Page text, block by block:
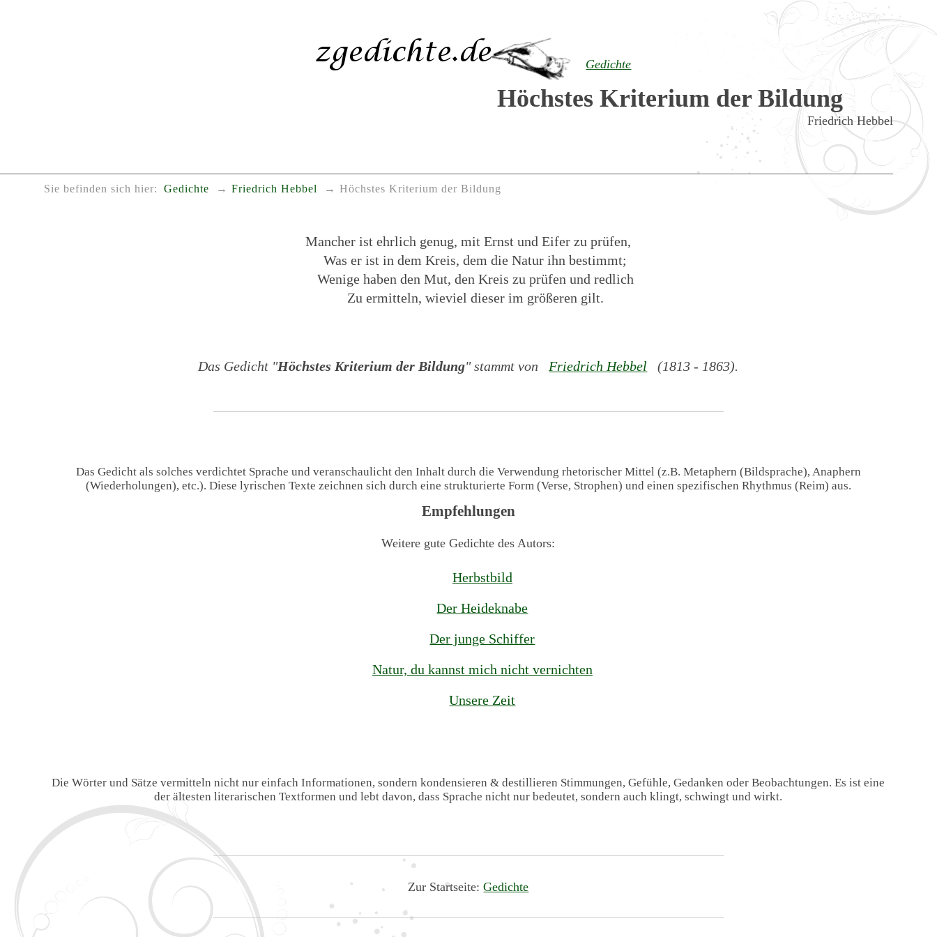
Gedichte
Höchstes Kriterium der Bildung
Friedrich Hebbel
Sie befinden sich hier: Gedichte Friedrich Hebbel Höchstes Kriterium der Bildung
Mancher ist ehrlich genug, mit Ernst und Eifer zu prüfen,
Was er ist in dem Kreis, dem die Natur ihn bestimmt;
Wenige haben den Mut, den Kreis zu prüfen und redlich
Zu ermitteln, wieviel dieser im größeren gilt.
Das Gedicht "Höchstes Kriterium der Bildung" stammt von Friedrich Hebbel (1813 - 1863).
Das Gedicht als solches verdichtet Sprache und veranschaulicht den Inhalt durch die Verwendung rhetorischer Mittel (z.B. Metaphern (Bildsprache), Anaphern
(Wiederholungen), etc.). Diese lyrischen Texte zeichnen sich durch eine strukturierte Form (Verse, Strophen) und einen spezifischen Rhythmus (Reim) aus.
Empfehlungen
Weitere gute Gedichte des Autors:
Herbstbild
Der Heideknabe
Der junge Schiffer
Natur, du kannst mich nicht vernichten
Unsere Zeit
Die Wörter und Sätze vermitteln nicht nur einfach Informationen, sondern kondensieren & destillieren Stimmungen, Gefühle, Gedanken oder Beobachtungen. Es ist eine
der ältesten literarischen Textformen und lebt davon, dass Sprache nicht nur bedeutet, sondern auch klingt, schwingt und wirkt.
Zur Startseite:Gedichte